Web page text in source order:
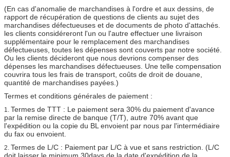
(En cas d'anomalie de marchandises à l'ordre et aux dessins, de
rapport de récupération de questions de clients au sujet des
marchandises défectueuses et de documents de photo d'attachés.
les clients considéreront l'un ou l'autre effectuer une livraison
supplémentaire pour le remplacement des marchandises
défectueuses, toutes les dépenses sont couverts par notre société.
Ou les clients décideront que nous devrions compenser des
dépenses les marchandises défectueuses. Une telle compensation
couvrira tous les frais de transport, coûts de droit de douane,
quantité de marchandises payées.)
Termes et conditions générales de paiement :
1. Termes de TTT : Le paiement sera 30% du paiement d'avance
par la remise directe de banque (T/T), autre 70% avant que
l'expédition ou la copie du BL envoient par nous par l'intermédiaire
du fax ou envoient.
2. Termes de L/C : Paiement par L/C à vue et sans restriction. (L/C